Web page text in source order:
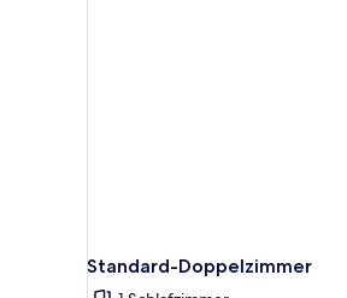
Standard-Doppelzimmer